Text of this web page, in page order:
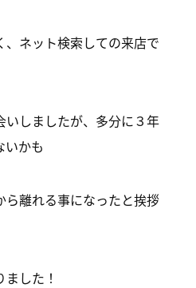
ネット検索しての来店で
いしましたが、多分に３年
いかも
ら離れる事になったと挨拶
した！